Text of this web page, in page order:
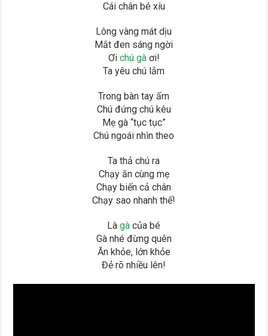
Cái chân bé xíu
Lông vàng mát dịu
Mắt đen sáng ngời
Ơi chú gàơi!
Ta yêu chú lắm
Trong bàn tay ấm
Chú đứng chú kêu
Mẹ gà “tục tục”
Chú ngoái nhìn theo
Ta thả chú ra
Chạy ăn cùng mẹ
Chạy biến cả chân
Chạy sao nhanh thế!
Làgà của bé
Gà nhé đừng quên
Ăn khỏe, lớn khỏe
Đẻ rõ nhiều lên!